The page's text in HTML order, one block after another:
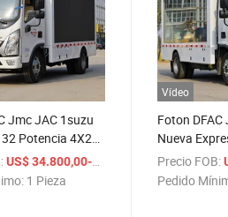
Jmc JAC 1suzu
Potencia 4X2
Publicitario
US$ 34.800,00-38.800,00
/ Pieza
1 Pieza
Vídeo
Foton
Nueva
Juvenil 132
Publicitarios
Precio FOB:
Pedido